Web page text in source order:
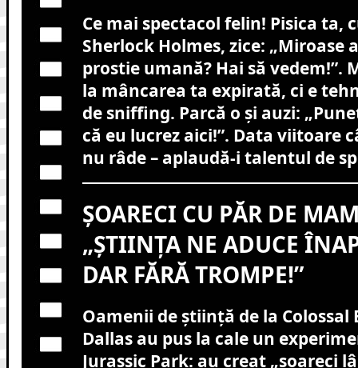
Ce mai spectacol felin! Pisica ta,
Sherlock Holmes, zice: „Miroase
prostie umană? Hai să vedem!”.
la mâncarea ta expirată, ci e
de sniffing. Parcă o și auzi:
că eu lucrez aici!”. Data viitoare
nu râde – aplaudă-i talentul de
ȘOARECI CU PĂR DE
„ȘTIINȚA NE ADUCE
DAR FĂRĂ TROMPE!”
Oamenii de știință de la Colossal
Dallas au pus la cale un
Jurassic Park: au creat „șoareci